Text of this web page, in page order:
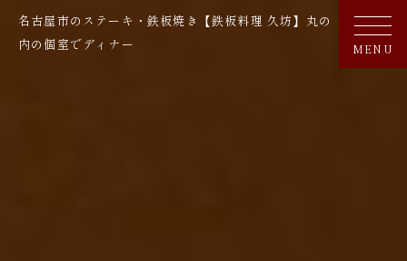
名古屋市のステーキ・鉄板焼き【鉄板料理 久坊】丸の
内の個室でディナー